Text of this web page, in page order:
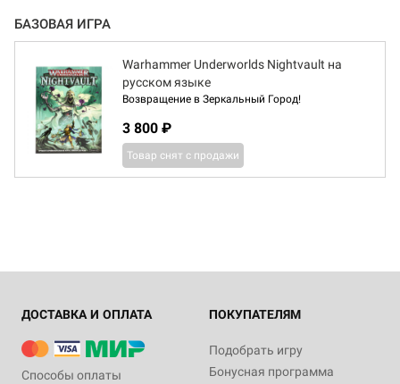
БАЗОВАЯ ИГРА
Warhammer Underworlds Nightvault на
русском языке
Возвращение в Зеркальный Город!
3 800 ₽
Товар снят с продажи
ДОСТАВКА И ОПЛАТА
Способы оплаты
ПОКУПАТЕЛЯМ
Подобрать игру
Бонусная программа